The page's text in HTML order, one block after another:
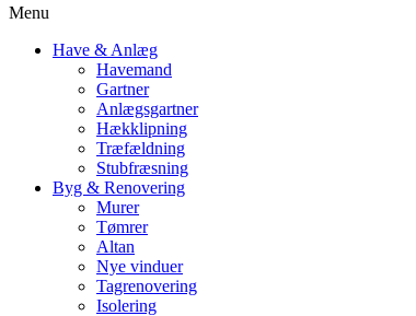
Menu
Have & Anlæg
Havemand
Gartner
Anlægsgartner
Hækklipning
Træfældning
Stubfræsning
Byg & Renovering
Murer
Tømrer
Altan
Nye vinduer
Tagrenovering
Isolering